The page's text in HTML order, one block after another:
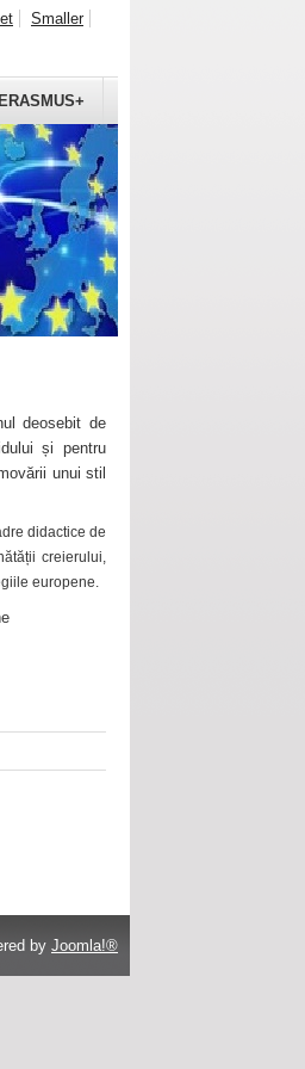
ERASMUS+
Smaller
deosebit de
și pentru
unui stil
didactice de
creierului,
europene.
by Joomla!®